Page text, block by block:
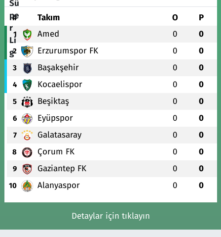
# Takım O P
1 Amed 0 0
2 Erzurumspor FK 0 0
3 Başakşehir 0 0
4 Kocaelispor 0 0
5 Beşiktaş 0 0
6 Eyüpspor 0 0
7 Galatasaray 0 0
8 Çorum FK 0 0
9 Gaziantep FK 0 0
10 Alanyaspor 0 0
Detaylar için tıklayın